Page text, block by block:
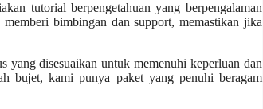
tutorial berpengetahuan yang berpengalaman
bimbingan dan support, memastikan jika
disesuaikan untuk memenuhi keperluan dan
bujet, kami punya paket yang penuhi beragam